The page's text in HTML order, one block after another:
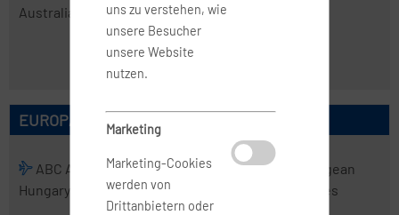
Australia
Australia
Regional
Airlines
EUROPÄISCHE AIRLINES
ABC Air
Hungary
Abelag
Aviation
ACT
Aegean
Airlines
uns zu verstehen, wie
unsere Besucher
unsere Website
nutzen.
Marketing
Marketing-Cookies
werden von
Drittanbietern oder